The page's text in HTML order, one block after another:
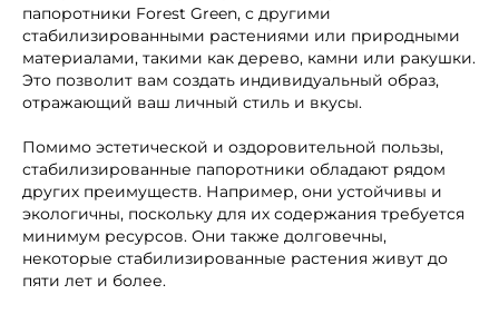
папоротники Forest Green, с другими
стабилизированными растениями или природными
материалами, такими как дерево, камни или ракушки.
Это позволит вам создать индивидуальный образ,
отражающий ваш личный стиль и вкусы.
Помимо эстетической и оздоровительной пользы,
стабилизированные папоротники обладают рядом
других преимуществ. Например, они устойчивы и
экологичны, поскольку для их содержания требуется
минимум ресурсов. Они также долговечны,
некоторые стабилизированные растения живут до
пяти лет и более.